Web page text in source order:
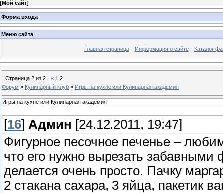
[Мой сайт]
Форма входа
Меню сайта
Главная страница Информация о сайте Каталог
Страница 2 из 2 « 1 2
Форум » Кулинарный клуб » Игры на кухне или Кулинарная академия
Игры на кухне или Кулинарная академия
[16] Админ [24.12.2011, 19:47]
Фигурное песочное печенье –
что его нужно вырезать забавными
делается очень просто. Пачку
2 стакана сахара, 3 яйца, пакетик